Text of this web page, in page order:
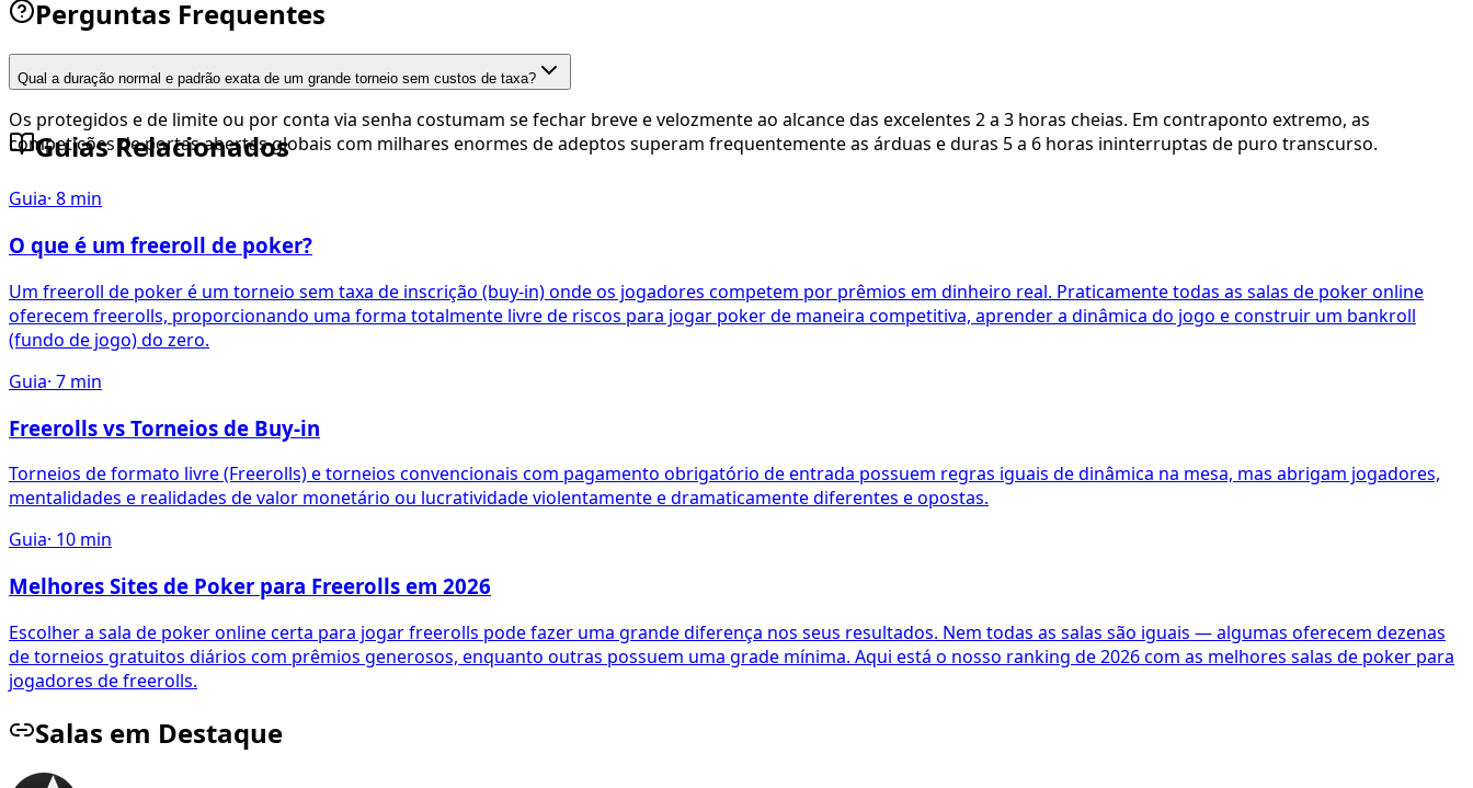
Perguntas Frequentes
Qual a duração normal e padrão exata de um grande torneio sem custos de taxa?
Os protegidos e de limite ou por conta via senha costumam se fechar breve e velozmente ao alcance das excelentes 2 a 3 horas cheias. Em contraponto extremo, as
competições de portas abertas globais com milhares enormes de adeptos superam frequentemente as árduas e duras 5 a 6 horas ininterruptas de puro transcurso.
Guias Relacionados
Guia· 8 min
O que é um freeroll de poker?
Um freeroll de poker é um torneio sem taxa de inscrição (buy-in) onde os jogadores competem por prêmios em dinheiro real. Praticamente todas as salas de poker online
oferecem freerolls, proporcionando uma forma totalmente livre de riscos para jogar poker de maneira competitiva, aprender a dinâmica do jogo e construir um bankroll
(fundo de jogo) do zero.
Guia· 7 min
Freerolls vs Torneios de Buy-in
Torneios de formato livre (Freerolls) e torneios convencionais com pagamento obrigatório de entrada possuem regras iguais de dinâmica na mesa, mas abrigam jogadores,
mentalidades e realidades de valor monetário ou lucratividade violentamente e dramaticamente diferentes e opostas.
Guia· 10 min
Melhores Sites de Poker para Freerolls em 2026
Escolher a sala de poker online certa para jogar freerolls pode fazer uma grande diferença nos seus resultados. Nem todas as salas são iguais — algumas oferecem dezenas
de torneios gratuitos diários com prêmios generosos, enquanto outras possuem uma grade mínima. Aqui está o nosso ranking de 2026 com as melhores salas de poker para
jogadores de freerolls.
Salas em Destaque